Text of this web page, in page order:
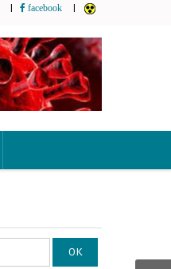
facebook
OK